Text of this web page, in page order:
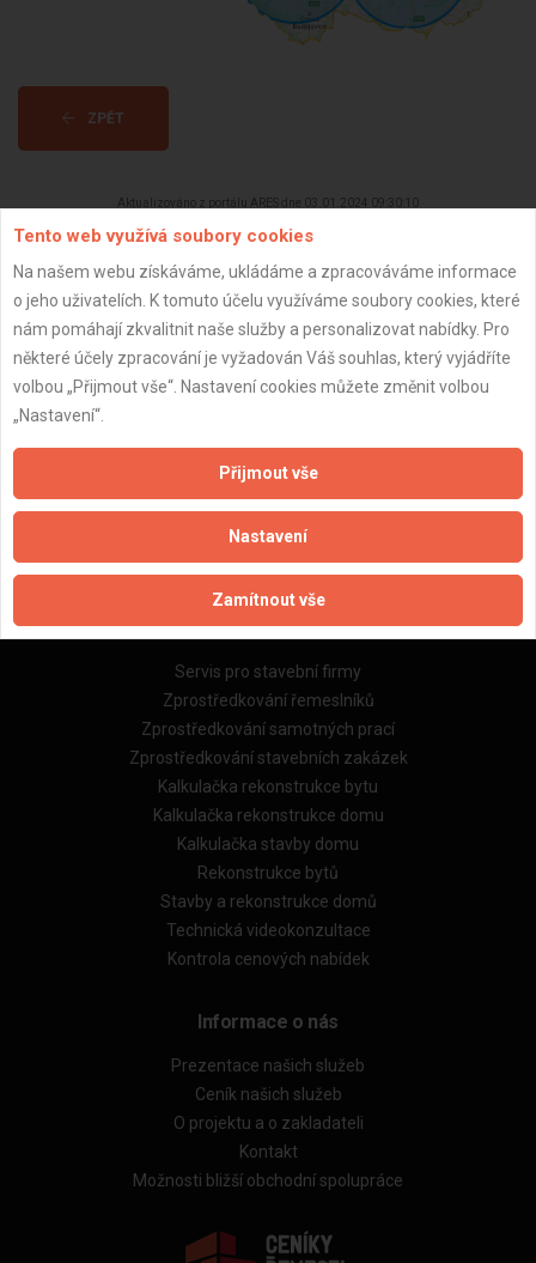
ZPĚT
Aktualizováno z portálu ARES dne 03.01.2024 09:30:10
Důležité informace
Naše firmy a řemeslníci
Zásady pro používání souborů cookie
Obchodní podmínky (zprostředkování)
Obchodní podmínky (rozpočtování)
Reference
Naše excelové tabulky online
Naše služby
Servis pro stavební firmy
Zprostředkování řemeslníků
Zprostředkování samotných prací
Zprostředkování stavebních zakázek
Kalkulačka rekonstrukce bytu
Kalkulačka rekonstrukce domu
Kalkulačka stavby domu
Rekonstrukce bytů
Stavby a rekonstrukce domů
Technická videokonzultace
Kontrola cenových nabídek
Informace o nás
Prezentace našich služeb
Ceník našich služeb
O projektu a o zakladateli
Kontakt
Možnosti bližší obchodní spolupráce
Tento web využívá soubory cookies
Na našem webu získáváme, ukládáme a zpracováváme informace
o jeho uživatelích. K tomuto účelu využíváme soubory cookies, které
nám pomáhají zkvalitnit naše služby a personalizovat nabídky. Pro
některé účely zpracování je vyžadován Váš souhlas, který vyjádříte
volbou „Přijmout vše“. Nastavení cookies můžete změnit volbou
„Nastavení“.
Přijmout vše
Nastavení
Zamítnout vše